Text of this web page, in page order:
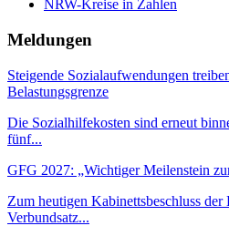
NRW-Kreise in Zahlen
Meldungen
Steigende Sozialaufwendungen
Belastungsgrenze
Die Sozialhilfekosten sind erneut
fünf...
GFG 2027: „Wichtiger Meilenstein
Zum heutigen Kabinettsbeschluss der
Verbundsatz...